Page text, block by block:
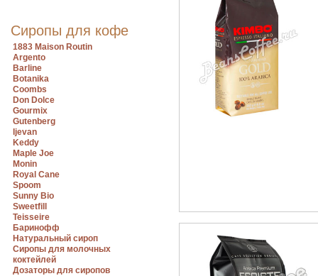
Сиропы для кофе
1883 Maison Routin
Argento
Barline
Botanika
Coombs
Don Dolce
Gourmix
Gutenberg
Ijevan
Keddy
Maple Joe
Monin
Royal Cane
Spoom
Sunny Bio
Sweetfill
Teisseire
Баринофф
Натуральный сироп
Сиропы для молочных
коктейлей
Дозаторы для сиропов